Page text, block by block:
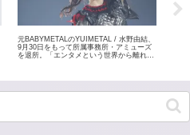
元BABYMETALのYUIMETAL / 水野由結、
9月30日をもって所属事務所・アミューズ
を退所。「エンタメという世界から離れて